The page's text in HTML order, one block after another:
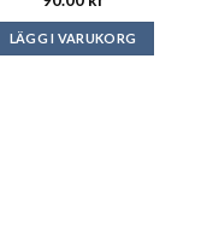
LÄGG I VARUKORG